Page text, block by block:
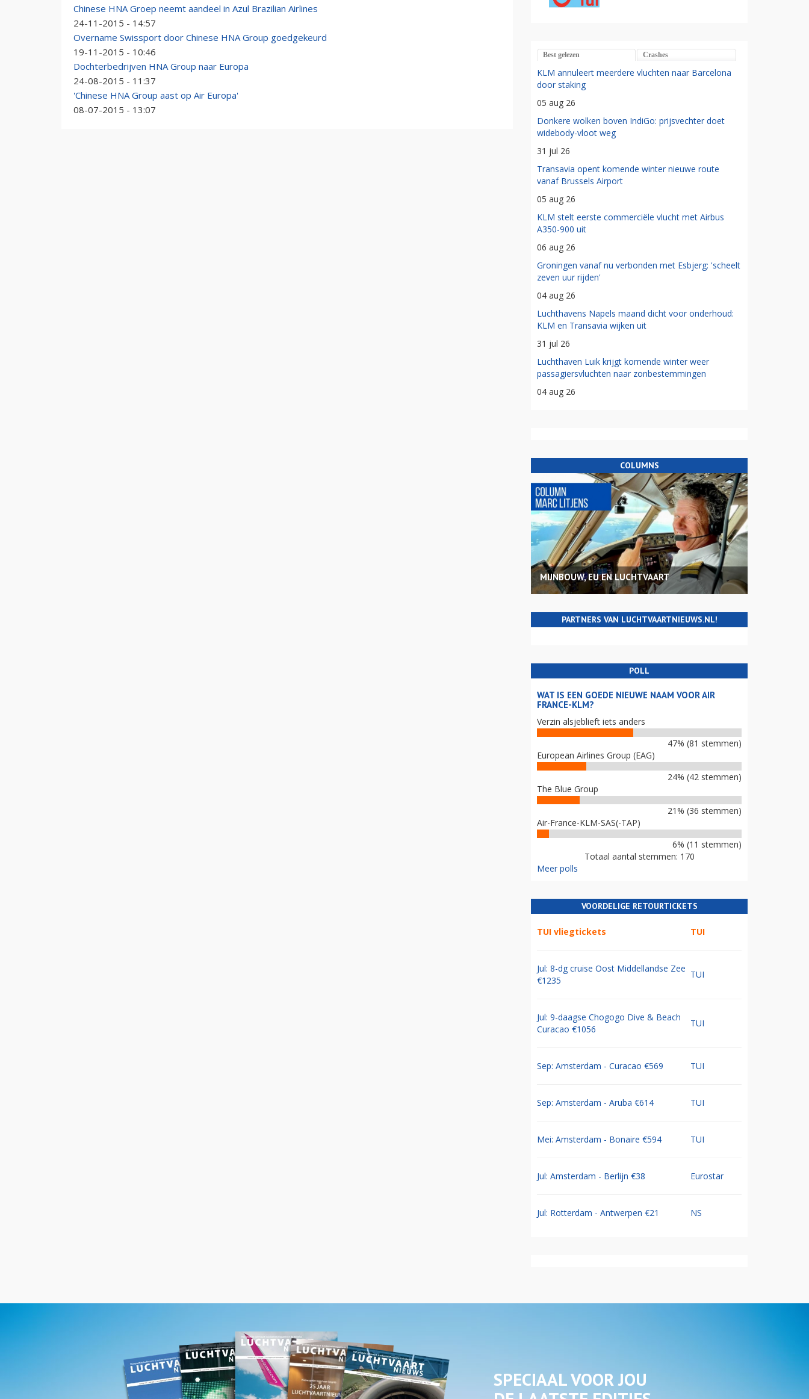
Chinese HNA Groep neemt aandeel in Azul Brazilian Airlines
24-11-2015 - 14:57
Overname Swissport door Chinese HNA Group goedgekeurd
19-11-2015 - 10:46
Dochterbedrijven HNA Group naar Europa
24-08-2015 - 11:37
'Chinese HNA Group aast op Air Europa'
08-07-2015 - 13:07
Best gelezen Crashes
KLM annuleert meerdere vluchten naar Barcelona
door staking
05 aug 26
Donkere wolken boven IndiGo: prijsvechter doet
widebody-vloot weg
31 jul 26
Transavia opent komende winter nieuwe route
vanaf Brussels Airport
05 aug 26
KLM stelt eerste commerciële vlucht met Airbus
A350-900 uit
06 aug 26
Groningen vanaf nu verbonden met Esbjerg: 'scheelt
zeven uur rijden'
04 aug 26
Luchthavens Napels maand dicht voor onderhoud:
KLM en Transavia wijken uit
31 jul 26
Luchthaven Luik krijgt komende winter weer
passagiersvluchten naar zonbestemmingen
04 aug 26
COLUMNS
MIJNBOUW, EU EN LUCHTVAART
PARTNERS VAN LUCHTVAARTNIEUWS.NL!
POLL
WAT IS EEN GOEDE NIEUWE NAAM VOOR AIR
FRANCE-KLM?
Verzin alsjeblieft iets anders
47% (81 stemmen)
European Airlines Group (EAG)
24% (42 stemmen)
The Blue Group
21% (36 stemmen)
Air-France-KLM-SAS(-TAP)
6% (11 stemmen)
Totaal aantal stemmen: 170
Meer polls
VOORDELIGE RETOURTICKETS
TUI vliegtickets TUI
Jul: 8-dg cruise Oost Middellandse Zee
€1235
TUI
Jul: 9-daagse Chogogo Dive & Beach
Curacao €1056
TUI
Sep: Amsterdam - Curacao €569 TUI
Sep: Amsterdam - Aruba €614 TUI
Mei: Amsterdam - Bonaire €594 TUI
Jul: Amsterdam - Berlijn €38 Eurostar
Jul: Rotterdam - Antwerpen €21 NS
SPECIAAL VOOR JOU